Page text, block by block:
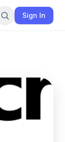
Sign In